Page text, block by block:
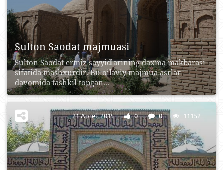
Sulton Saodat majmuasi
Sulton Saodat еrmiz sayyidlarining daxma makbarasi
sifatida mashxurdir. Bu oilaviy majmua asrlar
davomida tashkil topgan...
21 Aprel, 2015 0 0 11152